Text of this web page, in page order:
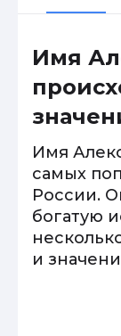
Имя
Имя
самых
России.
богатую
и